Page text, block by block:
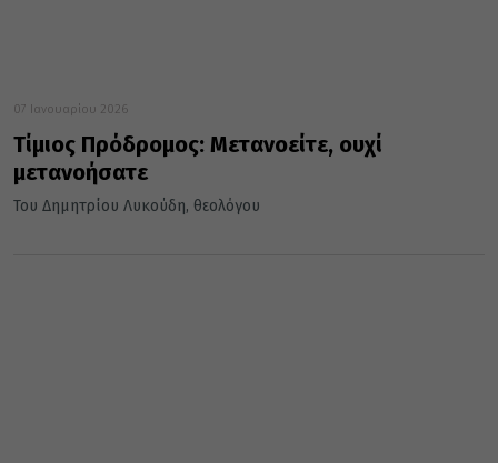
07 Ιανουαρίου 2026
Τίμιος Πρόδρομος: Μετανοείτε, ουχί
μετανοήσατε
Του Δημητρίου Λυκούδη, θεολόγου